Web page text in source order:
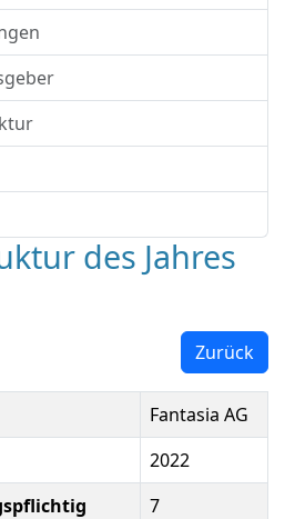
des Jahres
Zurück
Fantasia AG
2022
7